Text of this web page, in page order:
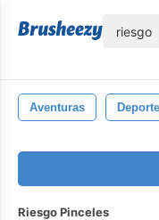
Aventuras Deporte
Riesgo Pinceles